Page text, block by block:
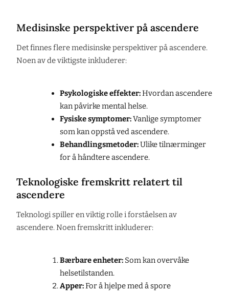
Medisinske perspektiver på ascendere
Det finnes flere medisinske perspektiver på ascendere.
Noen av de viktigste inkluderer:
Psykologiske effekter:Hvordan ascendere
kan påvirke mental helse.
Fysiske symptomer:Vanlige symptomer
som kan oppstå ved ascendere.
Behandlingsmetoder:Ulike tilnærminger
for å håndtere ascendere.
Teknologiske fremskritt relatert til
ascendere
Teknologi spiller en viktig rolle i forståelsen av
ascendere. Noen fremskritt inkluderer:
Bærbare enheter:Som kan overvåke
helsetilstanden.
Apper:For å hjelpe med å spore